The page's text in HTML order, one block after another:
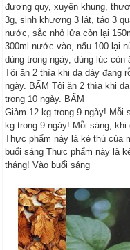
đương quy, xuyên khung,
3g, sinh khương 3 lát, táo 3
nước, sắc nhỏ lửa còn lại
300ml nước vào, nấu 100 lại
dùng trong ngày, dùng lúc
Tôi ăn 2 thìa khi dạ dày đang
ngày. BẤM Tôi ăn 2 thìa khi
trong 10 ngày. BẤM
Giảm 12 kg trong 9 ngày! Mỗi
kg trong 9 ngày! Mỗi sáng, khi
Thực phẩm này là kẻ thù của
buổi sáng Thực phẩm này là
tháng! Vào buổi sáng